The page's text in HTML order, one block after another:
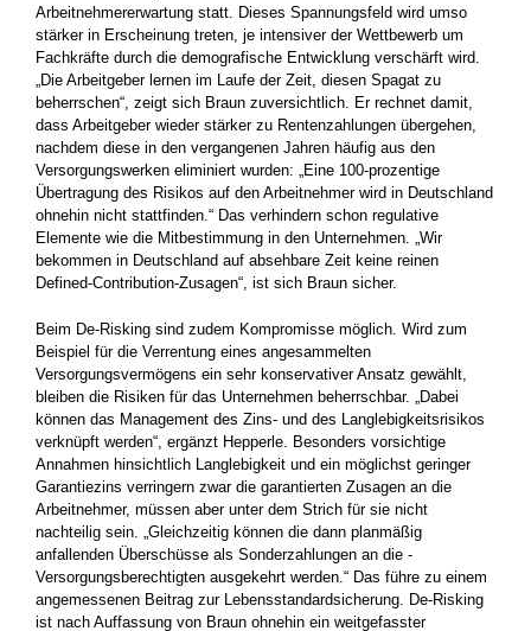
Arbeitnehmererwartung statt. Dieses Spannungsfeld wird umso
stärker in Erscheinung treten, je ­intensiver der Wettbewerb um
Fachkräfte durch die demografische Entwicklung verschärft wird.
„Die Arbeitgeber lernen im Laufe der Zeit, diesen Spagat zu
beherrschen“, zeigt sich Braun zuversichtlich. Er rechnet damit,
dass Arbeitgeber wieder stärker zu Rentenzahlungen übergehen,
nachdem diese in den vergangenen Jahren häufig aus den
Versorgungswerken eliminiert wurden: „Eine 100-prozentige
Übertragung des Risikos auf den Arbeitnehmer wird in Deutschland
ohnehin nicht stattfinden.“ Das verhindern schon regulative
Elemente wie die Mitbestimmung in den Unternehmen. „Wir
bekommen in Deutschland auf absehbare Zeit keine reinen
Defined-Contribution-Zusagen“, ist sich Braun sicher.
Beim De-Risking sind zudem Kompromisse möglich. Wird zum
Beispiel für die Verrentung eines angesammelten
Versorgungsvermögens ein sehr konservativer Ansatz gewählt,
bleiben die Risiken für das Unternehmen beherrschbar. „Dabei
können das Management des Zins- und des Langlebigkeitsrisikos
verknüpft werden“, ergänzt ­Hepperle. Besonders vorsichtige
Annahmen hinsichtlich Langlebigkeit und ein möglichst geringer
Garantiezins verringern zwar die ­garantierten Zusagen an die
Arbeitnehmer, müssen aber unter dem Strich für sie nicht
nachteilig sein. „Gleichzeitig können die dann planmäßig
anfallenden Überschüsse als Sonderzahlungen an die ­
Versorgungsberechtigten ausgekehrt werden.“ Das führe zu einem
angemessenen Beitrag zur Lebensstandardsicherung. De-Risking
ist nach Auffassung von Braun ohnehin ein weitgefasster